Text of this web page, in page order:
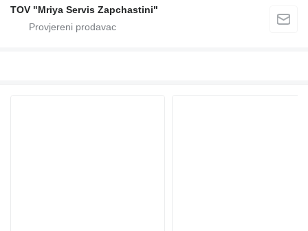
TOV "Mriya Servis Zapchastini"